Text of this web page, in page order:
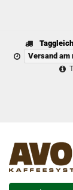
Versand am